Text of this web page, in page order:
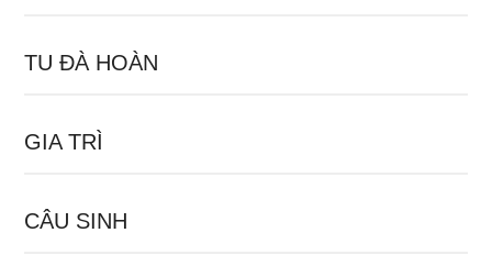
TU ĐÀ HOÀN
GIA TRÌ
CÂU SINH